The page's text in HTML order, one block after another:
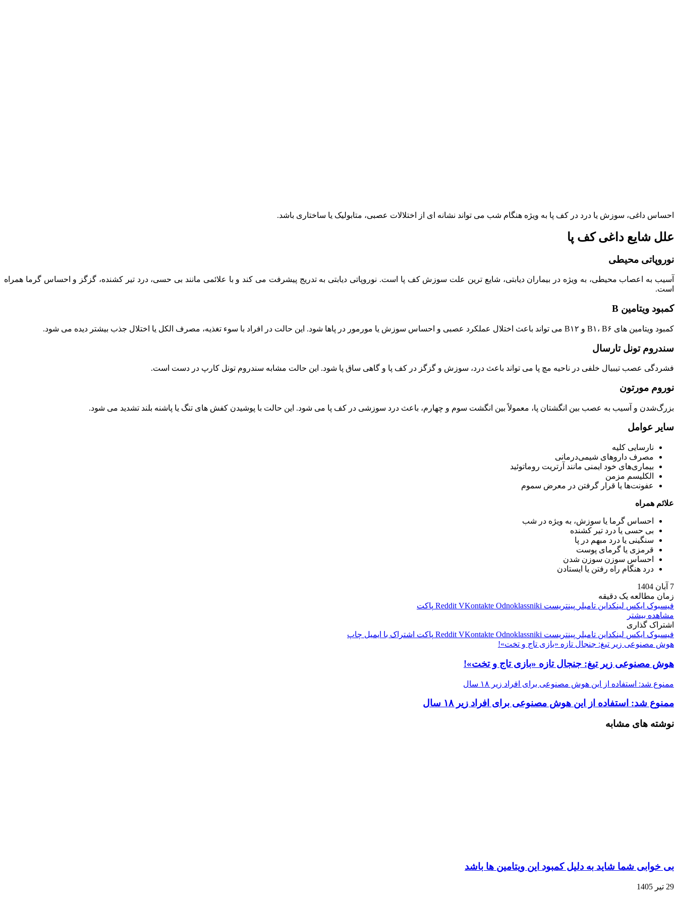
احساس داغی، سوزش یا درد در کف پا به‌ ویژه هنگام شب می‌ تواند نشانه‌ ای از اختلالات عصبی، متابولیک یا ساختاری باشد.
علل شایع داغی کف پا
نوروپاتی محیطی
آسیب به اعصاب محیطی، به‌ ویژه در بیماران دیابتی، شایع‌ ترین علت سوزش کف پا است. نوروپاتی دیابتی به‌ تدریج پیشرفت می‌ کند و با علائمی مانند بی‌ حسی، درد تیر کشنده، گزگز و احساس گرما همراه
است.
کمبود ویتامین B
کمبود ویتامین‌ های B۱، B۶ و B۱۲ می‌ تواند باعث اختلال عملکرد عصبی و احساس سوزش یا مورمور در پاها شود. این حالت در افراد با سوء تغذیه، مصرف الکل یا اختلال جذب بیشتر دیده می‌ شود.
سندروم تونل تارسال
فشردگی عصب تیبیال خلفی در ناحیه مچ پا می‌ تواند باعث درد، سوزش و گزگز در کف پا و گاهی ساق پا شود. این حالت مشابه سندروم تونل کارپ در دست است.
نوروم مورتون
بزرگ‌شدن و آسیب به عصب بین انگشتان پا، معمولاً بین انگشت سوم و چهارم، باعث درد سوزشی در کف پا می‌ شود. این حالت با پوشیدن کفش‌ های تنگ یا پاشنه‌ بلند تشدید می‌ شود.
سایر عوامل
نارسایی کلیه
مصرف داروهای شیمی‌درمانی
بیماری‌های خود ایمنی مانند آرتریت روماتوئید
الکلیسم مزمن
عفونت‌ها یا قرار گرفتن در معرض سموم
علائم همراه
احساس گرما یا سوزش، به‌ ویژه در شب
بی‌ حسی یا درد تیر کشنده
سنگینی یا درد مبهم در پا
قرمزی یا گرمای پوست
احساس سوزن‌ سوزن شدن
درد هنگام راه‌ رفتن یا ایستادن
7 آبان 1404
زمان مطالعه یک دقیقه
فیسبوک ایکس لینکداین تامبلر پینتریست Reddit VKontakte Odnoklassniki
پاکت
مشاهده بیشتر
اشتراک گذاری
فیسبوک ایکس لینکداین تامبلر پینتریست Reddit VKontakte Odnoklassniki پاکت اشتراک با ایمیل چاپ
هوش مصنوعی زیر تیغ: جنجال تازه‌ «بازی تاج و تخت»!
هوش مصنوعی زیر تیغ: جنجال تازه‌ «بازی تاج و تخت»!
ممنوع شد: استفاده از این هوش مصنوعی برای افراد زیر ۱۸ سال
ممنوع شد: استفاده از این هوش مصنوعی برای افراد زیر ۱۸ سال
نوشته های مشابه
بی خوابی شما شاید به دلیل کمبود این ویتامین ها باشد
29 تیر 1405